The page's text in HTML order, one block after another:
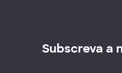
Subscreva a